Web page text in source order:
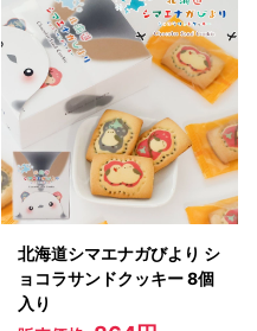
北海道シマエナガびより シ
ョコラサンドクッキー 8個
入り